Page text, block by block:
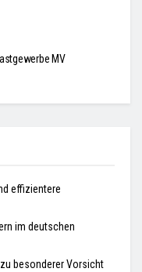
MV
effizientere
im deutschen
besonderer Vorsicht